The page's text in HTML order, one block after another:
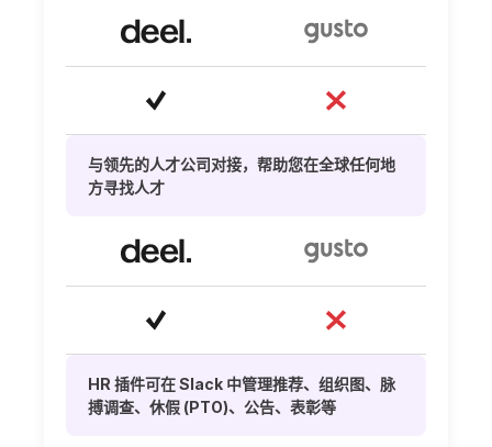
与领先的人才公司对接，帮助您在全球任何地
方寻找人才
HR 插件可在 Slack 中管理推荐、组织图、脉
搏调查、休假 (PTO)、公告、表彰等